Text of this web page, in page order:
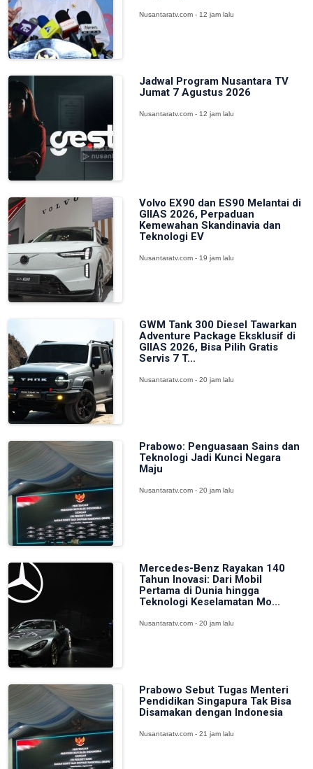
Nusantaratv.com - 12 jam lalu
Jadwal Program Nusantara TV
Jumat 7 Agustus 2026
Nusantaratv.com - 12 jam lalu
Volvo EX90 dan ES90 Melantai di
GIIAS 2026, Perpaduan
Kemewahan Skandinavia dan
Teknologi EV
Nusantaratv.com - 19 jam lalu
GWM Tank 300 Diesel Tawarkan
Adventure Package Eksklusif di
GIIAS 2026, Bisa Pilih Gratis
Servis 7 T...
Nusantaratv.com - 20 jam lalu
Prabowo: Penguasaan Sains dan
Teknologi Jadi Kunci Negara
Maju
Nusantaratv.com - 20 jam lalu
Mercedes-Benz Rayakan 140
Tahun Inovasi: Dari Mobil
Pertama di Dunia hingga
Teknologi Keselamatan Mo...
Nusantaratv.com - 20 jam lalu
Prabowo Sebut Tugas Menteri
Pendidikan Singapura Tak Bisa
Disamakan dengan Indonesia
Nusantaratv.com - 21 jam lalu